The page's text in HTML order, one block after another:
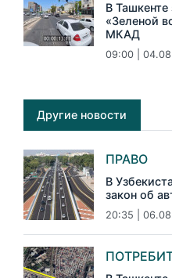
В Ташкенте
«Зеленой
МКАД
09:00 | 04.08
Другие новости
ПРАВО
В
закон об
20:35 | 06.08